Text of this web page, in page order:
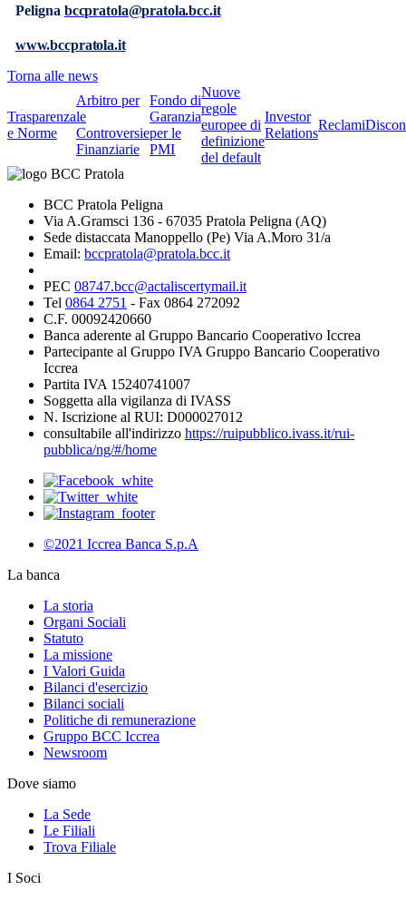
Peligna bccpratola@pratola.bcc.it
www.bccpratola.it
Torna alle news
Trasparenza
e Norme
Arbitro per
le
Controversie
Finanziarie
Fondo di
Garanzia
per le
PMI
Nuove
regole
europee di
definizione
del default
Investor
Relations
Reclami
BCC Pratola Peligna
Via A.Gramsci 136 - 67035 Pratola Peligna (AQ)
Sede distaccata Manoppello (Pe) Via A.Moro 31/a
Email: bccpratola@pratola.bcc.it
PEC 08747.bcc@actaliscertymail.it
Tel 0864 2751 - Fax 0864 272092
C.F. 00092420660
Banca aderente al Gruppo Bancario Cooperativo Iccrea
Partecipante al Gruppo IVA Gruppo Bancario Cooperativo
Iccrea
Partita IVA 15240741007
Soggetta alla vigilanza di IVASS
N. Iscrizione al RUI: D000027012
consultabile all'indirizzo https://ruipubblico.ivass.it/rui-
pubblica/ng/#/home
©2021 Iccrea Banca S.p.A
La banca
La storia
Organi Sociali
Statuto
La missione
I Valori Guida
Bilanci d'esercizio
Bilanci sociali
Politiche di remunerazione
Gruppo BCC Iccrea
Newsroom
Dove siamo
La Sede
Le Filiali
Trova Filiale
I Soci